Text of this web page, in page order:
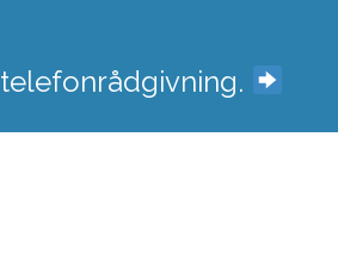
telefonrådgivning.